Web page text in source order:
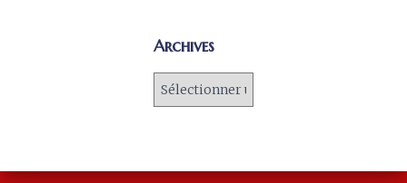
Archives